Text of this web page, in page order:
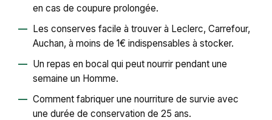
en cas de coupure prolongée.
Les conserves facile à trouver à Leclerc, Carrefour,
Auchan, à moins de 1€ indispensables à stocker.
Un repas en bocal qui peut nourrir pendant une
semaine un Homme.
Comment fabriquer une nourriture de survie avec
une durée de conservation de 25 ans.